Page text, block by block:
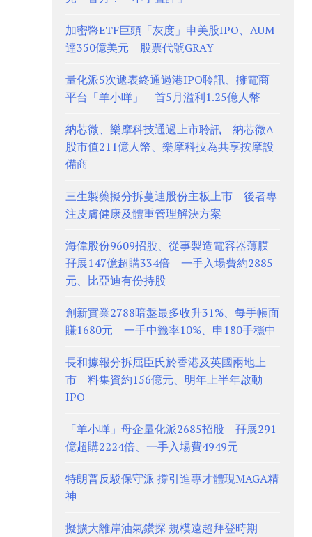
加密幣ETF巨頭「灰度」申美股IPO、AUM
達350億美元 股票代號GRAY
量化派5次遞表終通過港IPO聆訊、擁電商
平台「羊小咩」 首5月溢利1.25億人幣
納芯微、樂摩科技通過上市聆訊 納芯微A
股市值211億人幣、樂摩科技為共享按摩設
備商
三生製藥擬分拆蔓迪股份主板上市 後者專
注皮膚健康及體重管理解決方案
海偉股份9609招股、從事製造電容器薄膜
孖展147億超購334倍 一手入場費約2885
元、比亞迪有份持股
創新實業2788暗盤最多收升31%、每手帳面
賺1680元 一手中籤率10%、申180手穩中
長和據報分拆屈臣氏於香港及英國兩地上
市 料集資約156億元、明年上半年啟動
IPO
「羊小咩」母企量化派2685招股 孖展291
億超購2224倍、一手入場費4949元
特朗普反駁保守派 撐引進專才體現MAGA精
神
擬擴大離岸油氣鑽探 規模遠超拜登時期